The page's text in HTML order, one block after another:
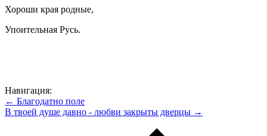
Хороши края родные,
Упоительная Русь.
Навигация:
← Благодатно поле
В твоей душе давно - любви закрыты дверцы →